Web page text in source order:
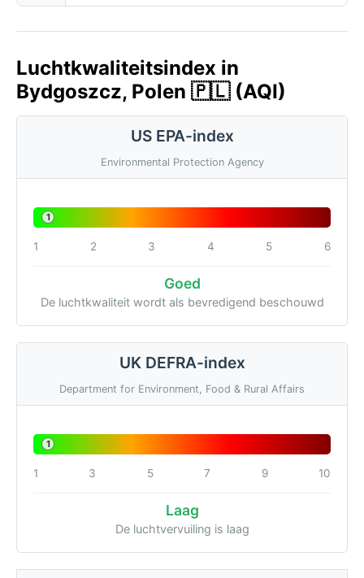
Luchtkwaliteitsindex in
Bydgoszcz, Polen 🇵🇱 (AQI)
US EPA-index
Environmental Protection Agency
1
1 2 3 4 5 6
Goed
De luchtkwaliteit wordt als bevredigend beschouwd
UK DEFRA-index
Department for Environment, Food & Rural Affairs
1
1 3 5 7 9 10
Laag
De luchtvervuiling is laag